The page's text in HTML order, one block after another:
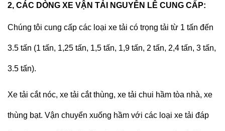
2, CÁC DÒNG XE VẬN TẢI NGUYỄN LÊ CUNG CẤP:
Chúng tôi cung cấp các loại xe tải có trọng tải từ 1 tấn đến
3.5 tấn (1 tấn, 1,25 tấn, 1,5 tấn, 1,9 tấn, 2 tấn, 2,4 tấn, 3 tấn,
3.5 tấn).
Xe tải cắt nóc, xe tải cắt thùng, xe tải chui hầm tòa nhà, xe
thùng bạt. Vận chuyển xuống hầm với các loại xe tải đáp